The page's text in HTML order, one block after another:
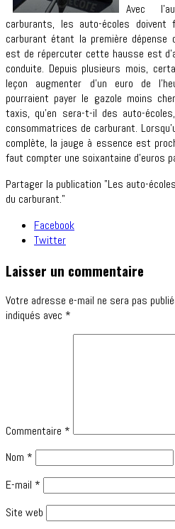
Avec
carburants, les auto-écoles
carburant étant la première dépense
est de répercuter cette hausse est
conduite. Depuis plusieurs mois,
leçon augmenter d’un euro de
pourraient payer le gazole moins
taxis, qu’en sera-t-il des auto-
consommatrices de carburant.
complète, la jauge à essence est
faut compter une soixantaine d’euros
Partager la publication "Les auto-
du carburant."
Facebook
Twitter
Laisser un commentaire
Votre adresse e-mail ne sera pas
indiqués avec *
Commentaire *
Nom *
E-mail *
Site web